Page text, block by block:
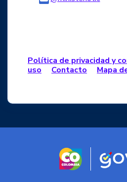
Política de privacidad y
uso
Contacto Mapa
Logo marca